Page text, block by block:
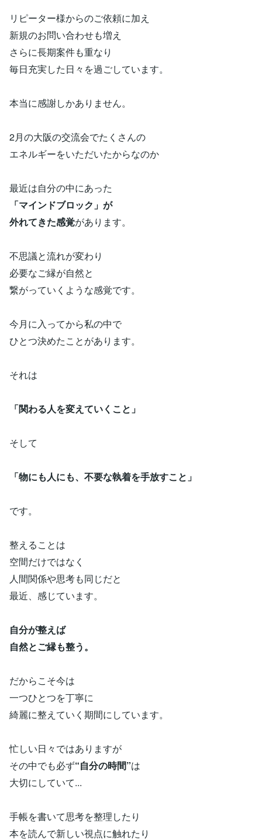
リピーター様からのご依頼に加え
新規のお問い合わせも増え
さらに長期案件も重なり
毎日充実した日々を過ごしています。
本当に感謝しかありません。
2月の大阪の交流会でたくさんの
エネルギーをいただいたからなのか
最近は自分の中にあった
「マインドブロック」が
外れてきた感覚があります。
不思議と流れが変わり
必要なご縁が自然と
繋がっていくような感覚です。
今月に入ってから私の中で
ひとつ決めたことがあります。
それは
「関わる人を変えていくこと」
そして
「物にも人にも、不要な執着を手放すこと」
です。
整えることは
空間だけではなく
人間関係や思考も同じだと
最近、感じています。
自分が整えば
自然とご縁も整う。
だからこそ今は
一つひとつを丁寧に
綺麗に整えていく期間にしています。
忙しい日々ではありますが
その中でも必ず“自分の時間”は
大切にしていて...
手帳を書いて思考を整理したり
本を読んで新しい視点に触れたり